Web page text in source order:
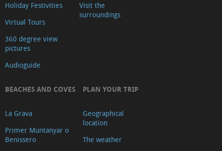
Holiday Festivities
Virtual Tours
360 degree view
pictures
Audioguide
Visit the
surroundings
BEACHES AND COVES
La Grava
Primer Muntanyar o
Benissero
PLAN YOUR TRIP
Geographical
location
The weather